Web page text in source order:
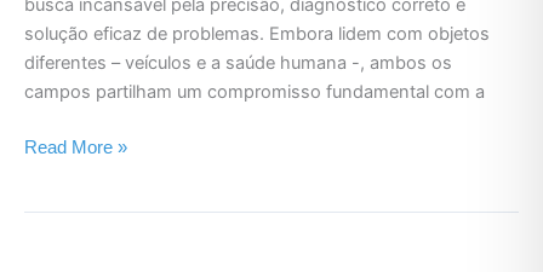
busca incansável pela precisão, diagnóstico correto e
solução eficaz de problemas. Embora lidem com objetos
diferentes – veículos e a saúde humana -, ambos os
campos partilham um compromisso fundamental com a
Read More »